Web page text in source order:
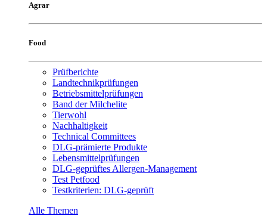
Agrar
Food
Prüfberichte
Landtechnikprüfungen
Betriebsmittelprüfungen
Band der Milchelite
Tierwohl
Nachhaltigkeit
Technical Committees
DLG-prämierte Produkte
Lebensmittelprüfungen
DLG-geprüftes Allergen-Management
Test Petfood
Testkriterien: DLG-geprüft
Alle Themen